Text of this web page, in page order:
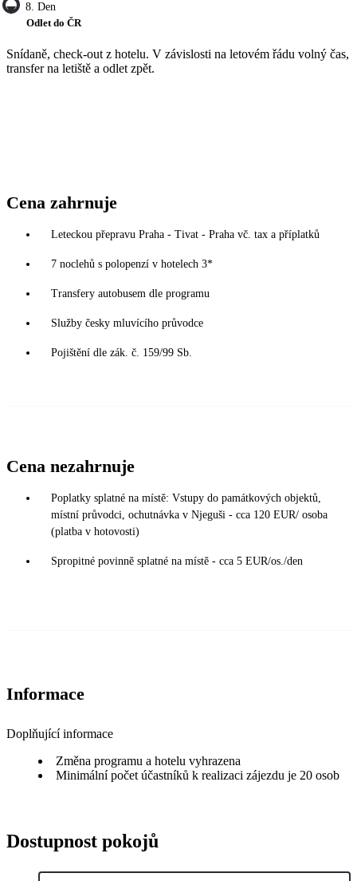
8. Den
Odlet do ČR
Snídaně, check-out z hotelu. V závislosti na letovém řádu volný čas,
transfer na letiště a odlet zpět.
Cena zahrnuje
Leteckou přepravu Praha - Tivat - Praha vč. tax a příplatků
7 noclehů s polopenzí v hotelech 3*
Transfery autobusem dle programu
Služby česky mluvícího průvodce
Pojištění dle zák. č. 159/99 Sb.
Cena nezahrnuje
Poplatky splatné na místě: Vstupy do památkových objektů,
místní průvodci, ochutnávka v Njeguši - cca 120 EUR/ osoba
(platba v hotovosti)
Spropitné povinně splatné na místě - cca 5 EUR/os./den
Informace
Doplňující informace
Změna programu a hotelu vyhrazena
Minimální počet účastníků k realizaci zájezdu je 20 osob
Dostupnost pokojů